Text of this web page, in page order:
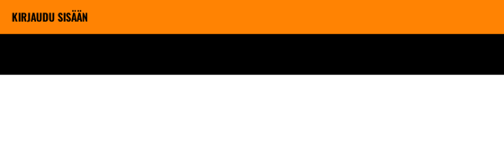
KIRJAUDU SISÄÄN